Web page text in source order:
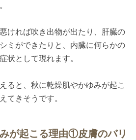
ければ吹き出物が出たり、肝臓の
ミができたりと、内臓に何らかの
状として現れます。
ると、秋に乾燥肌やかゆみが起こ
てきそうです。
が起こる理由①皮膚のバリ